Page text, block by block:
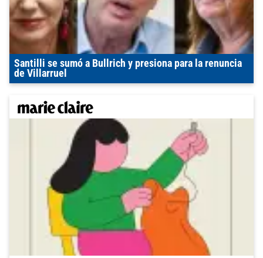
Santilli se sumó a Bullrich y presiona para la renuncia
de Villarruel